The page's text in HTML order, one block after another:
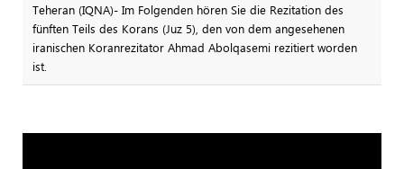
Teheran (IQNA)- Im Folgenden hören Sie die Rezitation des
fünften Teils des Korans (Juz 5), den von dem angesehenen
iranischen Koranrezitator Ahmad Abolqasemi rezitiert worden
ist.